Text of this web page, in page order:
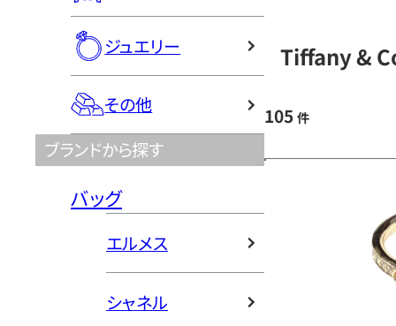
ジュエリー
その他
ブランドから探す
バッグ
エルメス
シャネル
Tiffany &
105 件